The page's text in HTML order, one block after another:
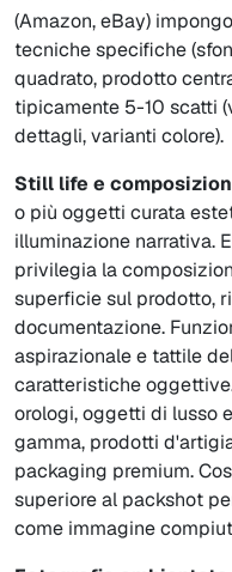
(Amazon, eBay)
tecniche specifiche
quadrato, prodotto
tipicamente 5-10 scatti
dettagli, varianti colore).
Still life e
o più oggetti curata
illuminazione narrativa.
privilegia la
superficie sul prodotto,
documentazione.
aspirazionale e tattile
caratteristiche
orologi, oggetti di lusso
gamma, prodotti
packaging premium.
superiore al packshot
come immagine